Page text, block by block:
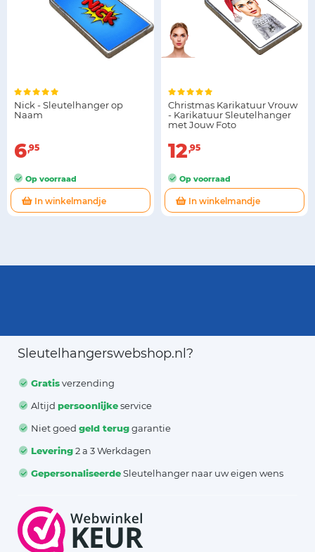
Nick - Sleutelhanger op
Naam
6 95
Op voorraad
In winkelmandje
Christmas Karikatuur Vrouw
- Karikatuur Sleutelhanger
met Jouw Foto
12 95
Op voorraad
In winkelmandje
Sleutelhangerswebshop.nl?
Gratisverzending
Altijdpersoonlijkeservice
Niet goedgeld teruggarantie
Levering2 a 3 Werkdagen
GepersonaliseerdeSleutelhanger naar uw eigen wens